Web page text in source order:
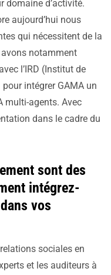
domaine d’activité.
aujourd’hui nous
qui nécessitent de la
avons notamment
l’IRD (Institut de
intégrer GAMA un
multi-agents. Avec
dans le cadre du
sont des
intégrez-
vos
sociales en
et les auditeurs à